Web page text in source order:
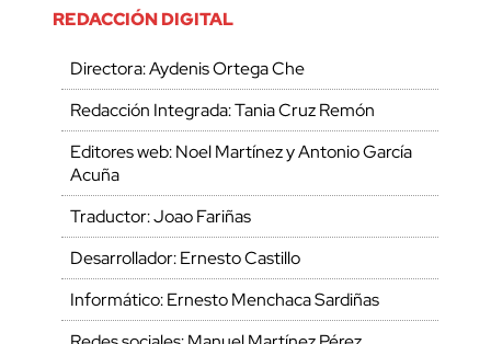
REDACCIÓN DIGITAL
Directora: Aydenis Ortega Che
Redacción Integrada: Tania Cruz Remón
Editores web: Noel Martínez y Antonio García
Acuña
Traductor: Joao Fariñas
Desarrollador: Ernesto Castillo
Informático: Ernesto Menchaca Sardiñas